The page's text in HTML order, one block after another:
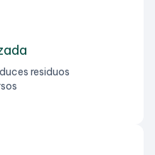
residuos